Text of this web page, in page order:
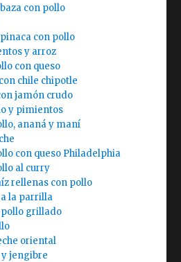
con pollo
con pollo
y arroz
con queso
chile chipotle
jamón crudo
y pimientos
ananá y maní
con queso Philadelphia
al curry
rellenas con pollo
a la parrilla
pollo grillado
oriental
y jengibre